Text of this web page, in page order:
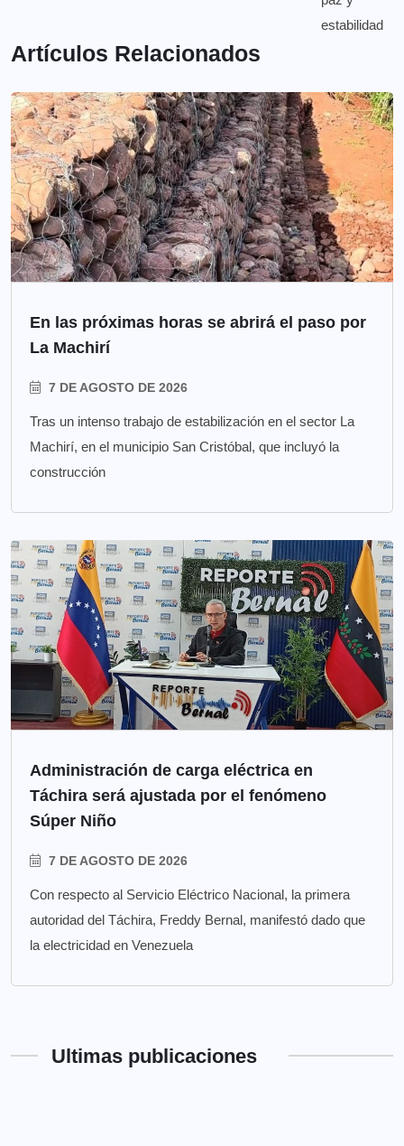
Artículos Relacionados
En las próximas horas se abrirá el paso por
La Machirí
7 DE AGOSTO DE 2026
Tras un intenso trabajo de estabilización en el sector La
Machirí, en el municipio San Cristóbal, que incluyó la
construcción
Administración de carga eléctrica en
Táchira será ajustada por el fenómeno
Súper Niño
7 DE AGOSTO DE 2026
Con respecto al Servicio Eléctrico Nacional, la primera
autoridad del Táchira, Freddy Bernal, manifestó dado que
la electricidad en Venezuela
Ultimas publicaciones